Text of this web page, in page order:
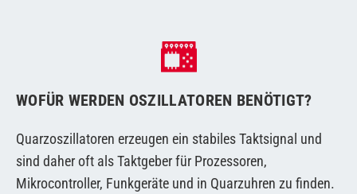
WOFÜR WERDEN OSZILLATOREN BENÖTIGT?
Quarzoszillatoren erzeugen ein stabiles Taktsignal und
sind daher oft als Taktgeber für Prozessoren,
Mikrocontroller, Funkgeräte und in Quarzuhren zu finden.